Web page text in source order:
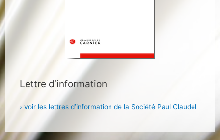
Lettre d’information
› voir les lettres d’information de la Société Paul Claudel